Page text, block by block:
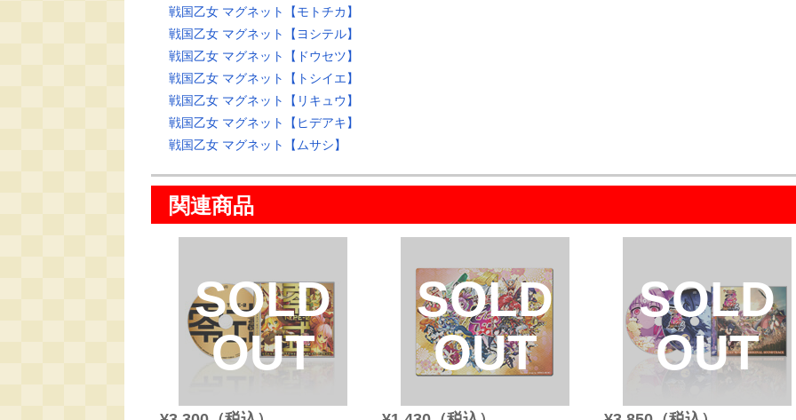
戦国乙女 マグネット【モトチカ】
戦国乙女 マグネット【ヨシテル】
戦国乙女 マグネット【ドウセツ】
戦国乙女 マグネット【トシイエ】
戦国乙女 マグネット【リキュウ】
戦国乙女 マグネット【ヒデアキ】
戦国乙女 マグネット【ムサシ】
関連商品
SOLD
OUT
SOLD
OUT
SOLD
OUT